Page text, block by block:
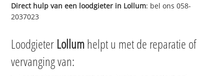
Direct hulp van een loodgieter in Lollum: bel ons 058-
2037023
Loodgieter Lollumhelpt u met de reparatie of
vervanging van: